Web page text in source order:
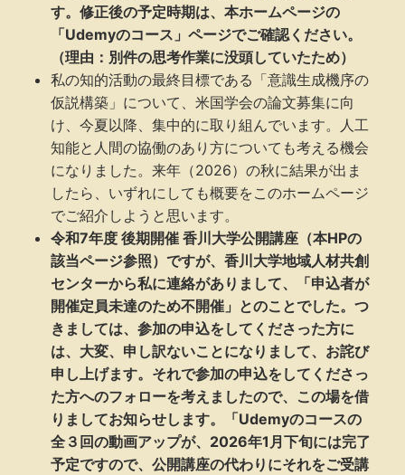
す。修正後の予定時期は、 本ホームページの
「Udemyのコース」 ページでご確認ください。
（理由：別件の思考作業に没頭していたため）
私の知的活動の最終目標である「意識生成機序の
仮説構築」について、米国学会の論文募集に向
け、今夏以降、集中的に取り組んでいます。人工
知能と人間の協働のあり方についても考える機会
になりました。来年（2026）の秋に結果が出ま
したら、いずれにしても概要をこのホームページ
でご紹介しようと思います。
令和7年度 後期開催 香川大学公開講座（本HPの
該当ページ参照）ですが、香川大学地域人材共創
センターから私に連絡がありまして、「申込者が
開催定員未達のため不開催」とのことでした。つ
きましては、参加の申込をしてくださった方に
は、大変、申し訳ないことになりまして、お詫び
申し上げます。それで参加の申込をしてくださっ
た方へのフォローを考えましたので、この場を借
りましてお知らせします。「Udemyのコースの
全３回の動画アップが、2026年1月下旬には完了
予定ですので、公開講座の代わりにそれをご受講